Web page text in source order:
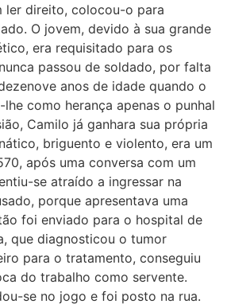
ler direito, colocou-o para
O jovem, devido à sua grande
era requisitado para os
passou de soldado, por falta
anos de idade quando o
como herança apenas o punhal
Camilo já ganhara sua própria
briguento e violento, era um
após uma conversa com um
se atraído a ingressar na
porque apresentava uma
foi enviado para o hospital de
que diagnosticou o tumor
para o tratamento, conseguiu
do trabalho como servente.
se no jogo e foi posto na rua.